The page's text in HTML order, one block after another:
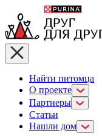
Найти питомца
О проекте
Партнеры
Статьи
Нашли дом